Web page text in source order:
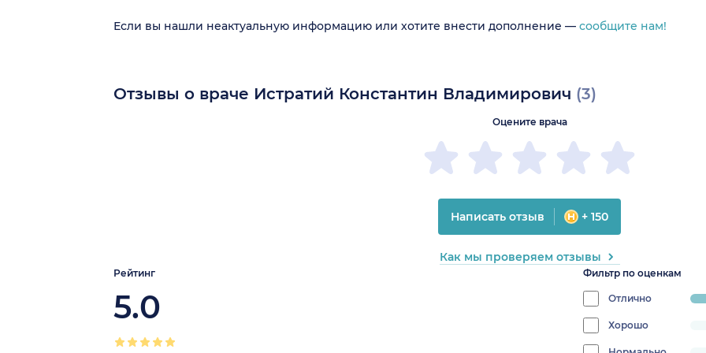
Если вы нашли неактуальную информацию или хотите внести дополнение — сообщите нам!
Отзывы о враче Истратий Константин Владимирович (3)
Рейтинг
5.0
Фильтр по оценкам
Отлично
Хорошо
Оцените врача
Написать отзыв + 150
Как мы проверяем отзывы